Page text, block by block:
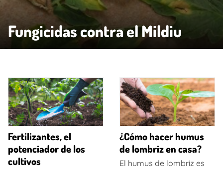
Fungicidas contra el Mildiu
Fertilizantes, el
potenciador de los
cultivos
¿Cómo hacer humus
de lombriz en casa?
El humus de lombriz es